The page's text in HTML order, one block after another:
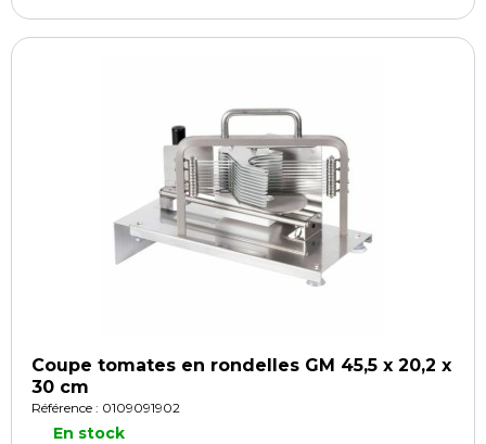
Coupe tomates en rondelles GM 45,5 x 20,2 x
30 cm
Référence : 0109091902
En stock